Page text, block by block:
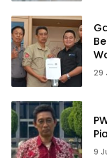
29
9